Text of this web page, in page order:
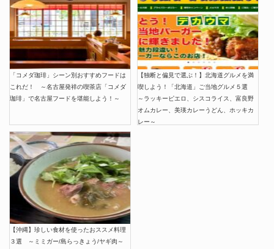
「コメダ珈琲」シーン別おすすめフードは
これだ！ ～名古屋発祥の喫茶店「コメダ
珈琲」で名古屋フードを堪能しよう！～
【独断と偏見で選ぶ！】北海道グルメを満
喫しよう！「北海道」ご当地グルメ５選
～ラッキーピエロ、シスコライス、富良野
オムカレー、美瑛カレーうどん、ホッキカ
レー～
【沖縄】珍しい食材を使ったおススメ料理
３選 ～ミミガー/島らっきょう/ヤギ肉～